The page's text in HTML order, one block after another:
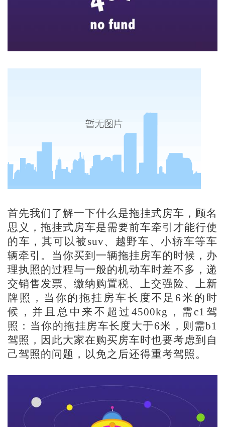
首先我们了解一下什么是拖挂式房车，顾名
思义，拖挂式房车是需要前车牵引才能行使
的车，其可以被suv、越野车、小轿车等车
辆牵引。当你买到一辆拖挂房车的时候，办
理执照的过程与一般的机动车时差不多，递
交销售发票、缴纳购置税、上交强险、上新
牌照，当你的拖挂房车长度不足6米的时
候，并且总中来不超过4500kg，需c1驾
照：当你的拖挂房车长度大于6米，则需b1
驾照，因此大家在购买房车时也要考虑到自
己驾照的问题，以免之后还得重考驾照。